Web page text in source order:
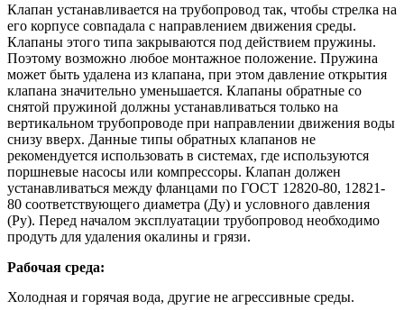
Клапан устанавливается на трубопровод так, чтобы стрелка на
его корпусе совпадала с направлением движения среды.
Клапаны этого типа закрываются под действием пружины.
Поэтому возможно любое монтажное положение. Пружина
может быть удалена из клапана, при этом давление открытия
клапана значительно уменьшается. Клапаны обратные со
снятой пружиной должны устанавливаться только на
вертикальном трубопроводе при направлении движения воды
снизу вверх. Данные типы обратных клапанов не
рекомендуется использовать в системах, где используются
поршневые насосы или компрессоры. Клапан должен
устанавливаться между фланцами по ГОСТ 12820-80, 12821-
80 соответствующего диаметра (Ду) и условного давления
(Ру). Перед началом эксплуатации трубопровод необходимо
продуть для удаления окалины и грязи.
Рабочая среда:
Холодная и горячая вода, другие не агрессивные среды.